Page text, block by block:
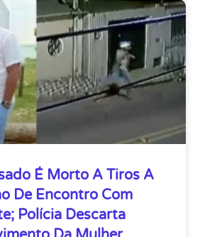
É Morto A Tiros A
De Encontro Com
Polícia Descarta